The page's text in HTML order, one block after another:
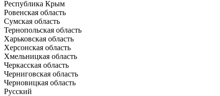
Республика Крым
Ровенская область
Сумская область
Тернопольская область
Харьковская область
Херсонская область
Хмельницкая область
Черкасская область
Черниговская область
Черновицкая область
Русский